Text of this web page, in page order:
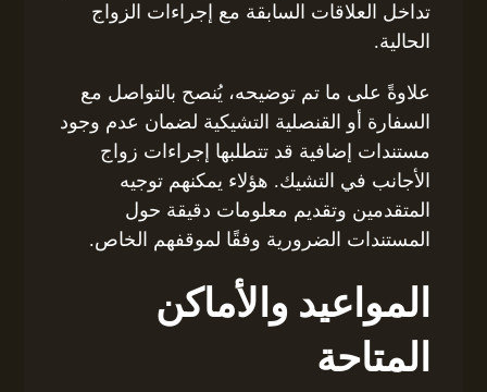
تداخل العلاقات السابقة مع إجراءات الزواج
الحالية.
علاوةً على ما تم توضيحه، يُنصح بالتواصل مع
السفارة أو القنصلية التشيكية لضمان عدم وجود
مستندات إضافية قد تتطلبها إجراءات زواج
الأجانب في التشيك. هؤلاء يمكنهم توجيه
المتقدمين وتقديم معلومات دقيقة حول
المستندات الضرورية وفقًا لموقفهم الخاص.
المواعيد والأماكن
المتاحة